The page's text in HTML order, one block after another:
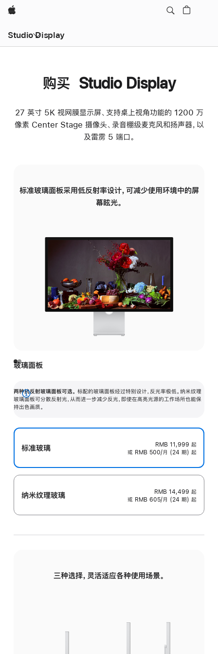
Apple
Studio Display
购买 Studio Display
27 英寸 5K 视网膜显示屏、支持桌上视角功能的 1200 万
像素 Center Stage 摄像头、录音棚级麦克风和扬声器，以
及雷雳 5 端口。
标准玻璃面板采用低反射率设计，可减少使用环境中的屏
幕眩光。
玻璃面板
两种抗反射玻璃面板可选。 标配的玻璃面板经过特别设计，反光率极低。纳米纹理
玻璃面板可分散反射光，从而进一步减少反光，即使在高亮光源的工作场所也能保
持出色画质。
展
开
标准玻璃 RMB 11,999 起
或 RMB 500/月 (24 期) 起
纳米纹理玻璃 RMB 14,499 起
或 RMB 605/月 (24 期) 起
三种选择，灵活适应各种使用场景。